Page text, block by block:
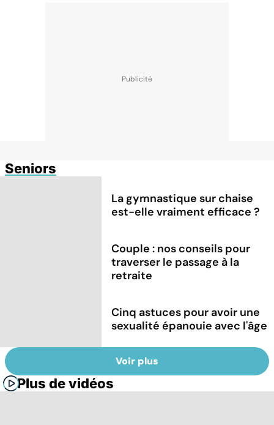
Seniors
La gymnastique sur chaise
est-elle vraiment efficace ?
Couple : nos conseils pour
traverser le passage à la
retraite
Cinq astuces pour avoir une
sexualité épanouie avec l'âge
Voir plus
Plus de vidéos